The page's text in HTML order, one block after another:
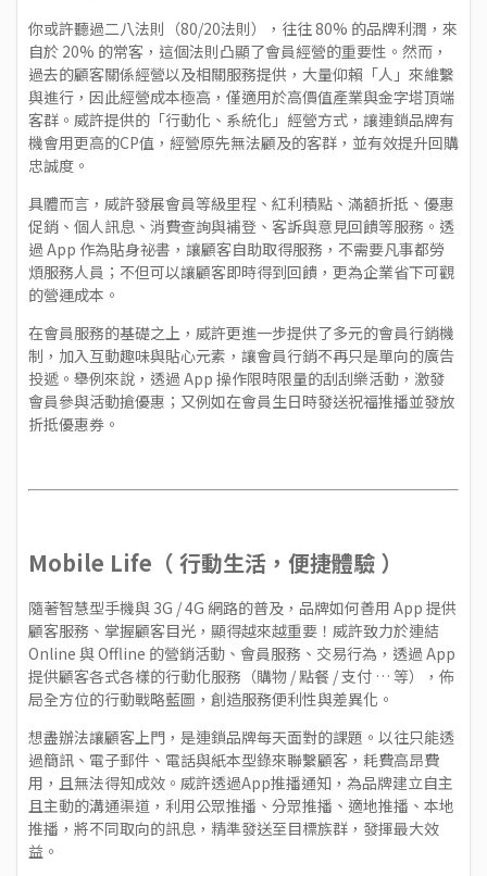
你或許聽過二八法則（80/20法則），往往 80% 的品牌利潤，來
自於 20% 的常客，這個法則凸顯了會員經營的重要性。然而，
過去的顧客關係經營以及相關服務提供，大量仰賴「人」來維繫
與進行，因此經營成本極高，僅適用於高價值產業與金字塔頂端
客群。威許提供的「行動化、系統化」經營方式，讓連鎖品牌有
機會用更高的CP值，經營原先無法顧及的客群，並有效提升回購
忠誠度。
具體而言，威許發展會員等級里程、紅利積點、滿額折抵、優惠
促銷、個人訊息、消費查詢與補登、客訴與意見回饋等服務。透
過 App 作為貼身祕書，讓顧客自助取得服務，不需要凡事都勞
煩服務人員；不但可以讓顧客即時得到回饋，更為企業省下可觀
的營運成本。
在會員服務的基礎之上，威許更進一步提供了多元的會員行銷機
制，加入互動趣味與貼心元素，讓會員行銷不再只是單向的廣告
投遞。舉例來說，透過 App 操作限時限量的刮刮樂活動，激發
會員參與活動搶優惠；又例如在會員生日時發送祝福推播並發放
折抵優惠券。
Mobile Life（ 行動生活，便捷體驗 ）
隨著智慧型手機與 3G / 4G 網路的普及，品牌如何善用 App 提供
顧客服務、掌握顧客目光，顯得越來越重要！威許致力於連結
Online 與 Offline 的營銷活動、會員服務、交易行為，透過 App
提供顧客各式各樣的行動化服務（購物 / 點餐 / 支付 … 等），佈
局全方位的行動戰略藍圖，創造服務便利性與差異化。
想盡辦法讓顧客上門，是連鎖品牌每天面對的課題。以往只能透
過簡訊、電子郵件、電話與紙本型錄來聯繫顧客，耗費高昂費
用，且無法得知成效。威許透過App推播通知，為品牌建立自主
且主動的溝通渠道，利用公眾推播、分眾推播、適地推播、本地
推播，將不同取向的訊息，精準發送至目標族群，發揮最大效
益。